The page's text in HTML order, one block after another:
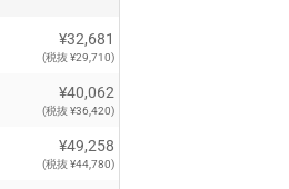
¥32,681
(税抜 ¥29,710)
¥40,062
(税抜 ¥36,420)
¥49,258
(税抜 ¥44,780)